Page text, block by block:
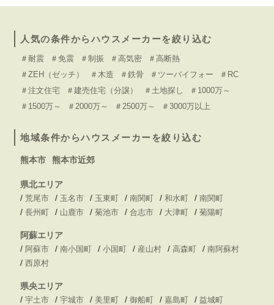
人気の条件からハウスメーカーを絞り込む
＃耐震 ＃免震 ＃制振 ＃高気密
＃高断熱
＃ZEH（ゼッチ）
＃木造 ＃鉄骨 ＃ツーバイフォー
＃RC
＃注文住宅
＃建売住宅（分譲） ＃土地探し
＃1000万～
＃1500万～
＃2000万～ ＃2500万～ ＃3000万以上
地域条件からハウスメーカーを絞り込む
熊本市 熊本市近郊
県北エリア
/ 荒尾市 / 玉名市 / 玉東町 / 南関町 / 和水町 / 南関町
/ 長州町 / 山鹿市 / 菊池市 / 合志市 / 大津町 / 菊陽町
阿蘇エリア
/ 阿蘇市 / 南小国町 / 小国町 / 産山村 / 高森町 / 南阿蘇村
/ 西原村
県央エリア
/ 宇土市 / 宇城市 / 美里町 / 御船町 / 嘉島町 / 益城町